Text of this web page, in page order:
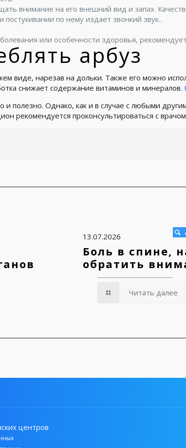
внимание на его внешний вид и запах.
постукивании по нему издает звонкий звук..
или особенности здоровья,
арбуз
виде, нарезав на дольки. Также его можно
снижает содержание витаминов и минералов.
и полезно. Однако, как и в случае с любыми
рекомендуется проконсультироваться с
13.07.2026
Боль в спине,
обратить
Читать далее
центров